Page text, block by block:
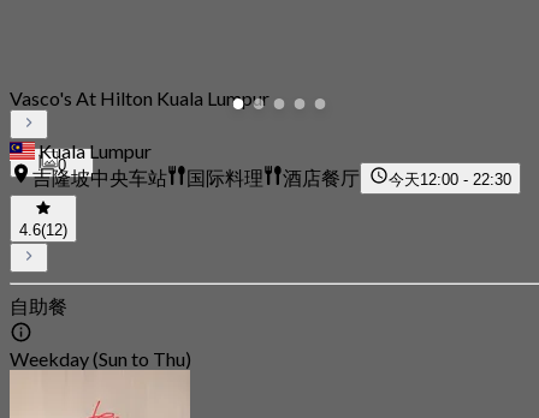
0
Vasco's At Hilton Kuala Lumpur
Kuala Lumpur
吉隆坡中央车站
国际料理 酒店餐厅 今天12:00 - 22:30
4.6(12)
自助餐
Weekday (Sun to Thu)